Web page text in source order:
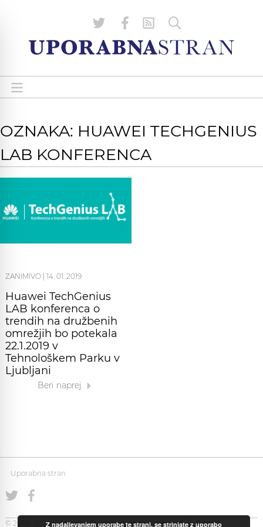
OZNAKA: HUAWEI TECHGENIUS
LAB KONFERENCA
ZANIMIVO 14. 01. 2019
Huawei TechGenius
LAB konferenca o
trendih na družbenih
omrežjih bo potekala
22.1.2019 v
Tehnološkem Parku v
Ljubljani
Beri naprej
Uporabna stran
© 2008-2026 Uporabna Stran gostuje naZabec.net Piškotki
Z nadaljevanjem uporabe te strani, se strinjate z uporabo